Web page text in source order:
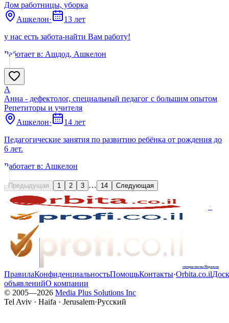
Дом работницы, уборка
Ашкелон·
13 лет
у нас есть забота-найти Вам работу!
Работает в: Ашдод, Ашкелон
A
Aнна - дефектолог, специальный педагог с большим опытом
Репетиторы и учителя
Ашкелон·
14 лет
Педагогические занятия по развитию ребёнка от рождения до
6 лет.
Работает в: Ашкелон
Предыдущая 1 2 3 … 14 Следующая
+
специалисты Израиля
ПравилаКонфиденциальностьПомощьКонтакты·Orbita.co.il
объявленийО компании
© 2005—2026 Media Plus Solutions Inc
Tel Aviv · Haifa · Jerusalem·Русский